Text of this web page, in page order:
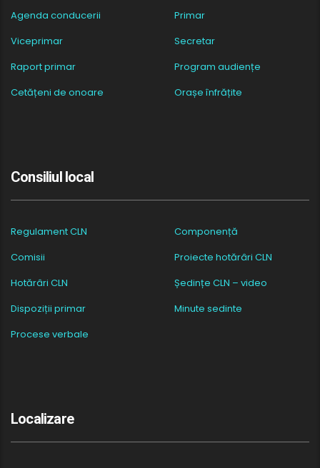
Agenda conducerii
Primar
Viceprimar
Secretar
Raport primar
Program audiențe
Cetățeni de onoare
Orașe înfrățite
Consiliul local
Regulament CLN
Componență
Comisii
Proiecte hotărâri CLN
Hotărâri CLN
Ședințe CLN – video
Dispoziții primar
Minute sedinte
Procese verbale
Localizare